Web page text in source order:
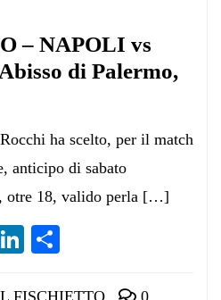
– NAPOLI vs
di Palermo,
ha scelto, per il match
anticipo di sabato
otre 18, valido perla […]
Telegram
LinkedIn
FISCHIETTO 0